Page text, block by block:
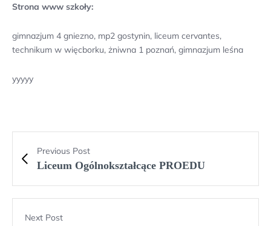
Strona www szkoły:
gimnazjum 4 gniezno, mp2 gostynin, liceum cervantes,
technikum w więcborku, żniwna 1 poznań, gimnazjum leśna
yyyyy
Previous Post
Liceum Ogólnokształcące PROEDU
Next Post